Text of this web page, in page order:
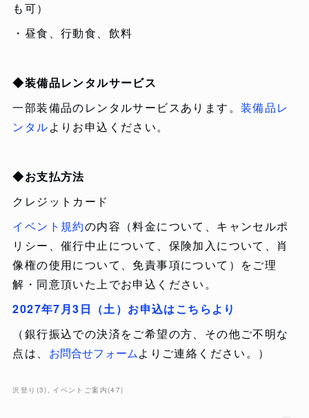
も可）
・昼食、行動食、飲料
◆装備品レンタルサービス
一部装備品のレンタルサービスあります。 装備品レ
ンタルよりお申込ください。
◆お支払方法
クレジットカード
イベント規約の内容（料金について、キャンセルポ
リシー、催行中止について、保険加入について、肖
像権の使用について、免責事項について）をご理
解・同意頂いた上でお申込ください。
2027年7月3日（土）お申込はこちらより
（銀行振込での決済をご希望の方、その他ご不明な
点は、 お問合せフォームよりご連絡ください。）
沢登り (3) イベントご案内(47)